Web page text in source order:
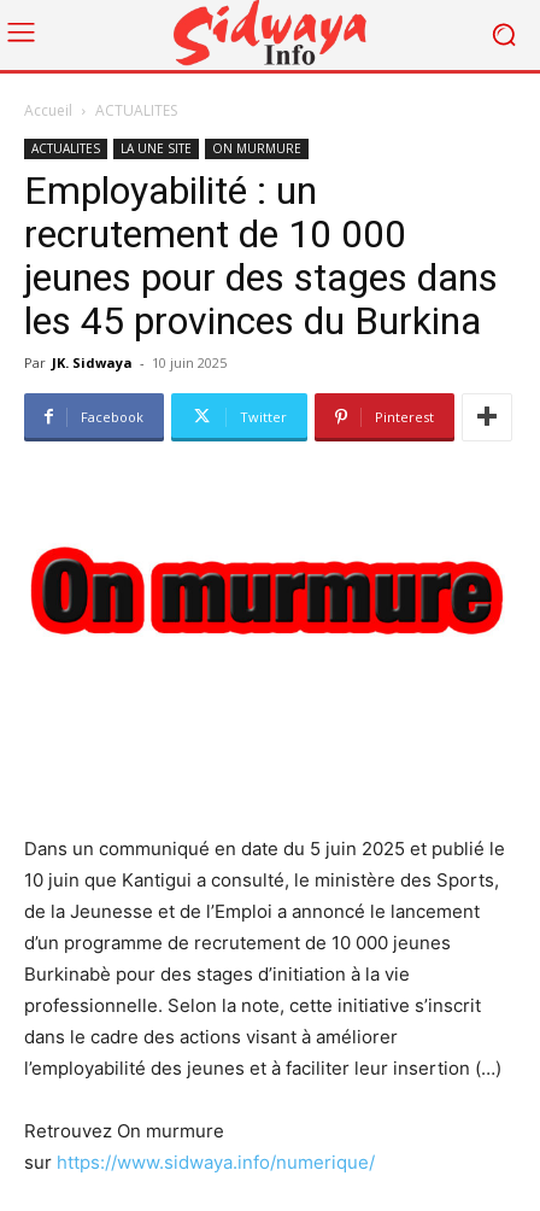
Accueil ACTUALITES
ACTUALITES LA UNE SITE ON MURMURE
Employabilité : un
recrutement de 10 000
jeunes pour des stages dans
les 45 provinces du Burkina
Par JK. Sidwaya - 10 juin 2025
Facebook Twitter Pinterest
Dans un communiqué en date du 5 juin 2025 et publié le
10 juin que Kantigui a consulté, le ministère des Sports,
de la Jeunesse et de l’Emploi a annoncé le lancement
d’un programme de recrutement de 10 000 jeunes
Burkinabè pour des stages d’initiation à la vie
professionnelle. Selon la note, cette initiative s’inscrit
dans le cadre des actions visant à améliorer
l’employabilité des jeunes et à faciliter leur insertion (…)
Retrouvez On murmure
sur https://www.sidwaya.info/numerique/